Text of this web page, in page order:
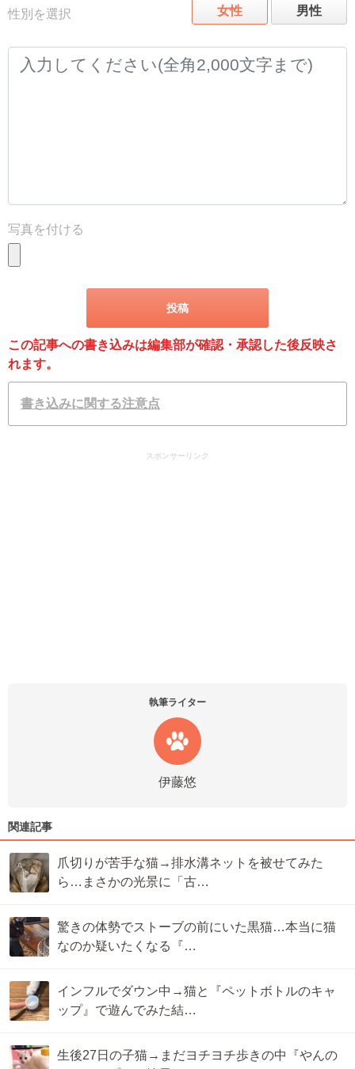
性別を選択 女性 男性
写真を付ける
この記事への書き込みは編集部が確認・承認した後反映さ
れます。
書き込みに関する注意点
スポンサーリンク
執筆ライター
伊藤悠
関連記事
爪切りが苦手な猫→排水溝ネットを被せてみた
ら…まさかの光景に「古…
驚きの体勢でストーブの前にいた黒猫…本当に猫
なのか疑いたくなる『…
インフルでダウン中→猫と『ペットボトルのキャ
ップ』で遊んでみた結…
生後27日の子猫→まだヨチヨチ歩きの中『やんの